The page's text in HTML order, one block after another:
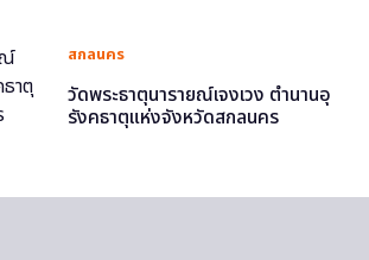
สกลนคร
วัดพระธาตุนารายณ์เจงเวง ตำนานอุ
รังคธาตุแห่งจังหวัดสกลนคร